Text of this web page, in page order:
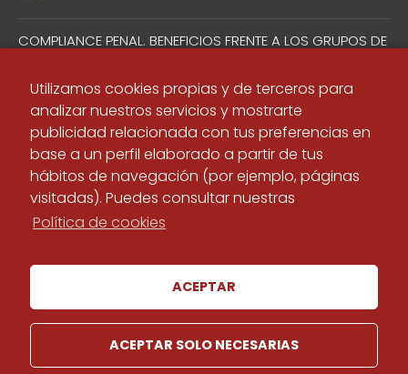
Utilizamos cookies propias y de terceros para
analizar nuestros servicios y mostrarte
publicidad relacionada con tus preferencias en
base a un perfil elaborado a partir de tus
hábitos de navegación (por ejemplo, páginas
visitadas). Puedes consultar nuestras
Política de cookies
ACEPTAR
ACEPTAR SOLO NECESARIAS
COMPLIANCE PENAL. BENEFICIOS FRENTE A LOS GRUPOS DE
COMPLIANCE PENAL. CRITERIOS PARA VALORAR LA
EFICACIA DE UN MODELO DE CUMPLIMIENTO
10/11/2023
CANAL DE DENUNCIAS. RETOS DE LA DENUNCIA ANONIMA
07/11/2023